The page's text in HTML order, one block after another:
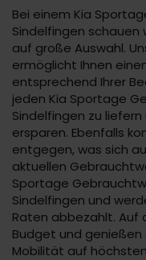
Bei einem Kia
Sindelfingen
auf große Auswahl.
ermöglicht Ihnen
entsprechend Ihrer
jeden Kia Sportage
Sindelfingen zu
ersparen. Ebenfalls
entgegen, was sich
aktuellen
Sportage
Sindelfingen und
Raten abbezahlt. Auf
Budget und
Mobilität auf